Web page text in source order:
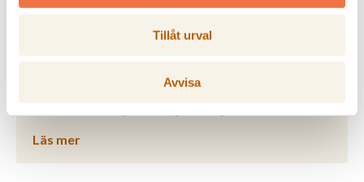
Tillåt urval
Avvisa
Läs mer